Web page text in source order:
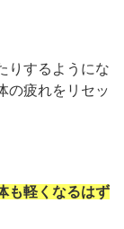
りするようにな
の疲れをリセッ
も軽くなるはず